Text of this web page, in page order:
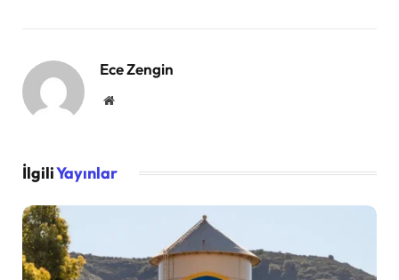
Ece Zengin
Website
İlgiliYayınlar